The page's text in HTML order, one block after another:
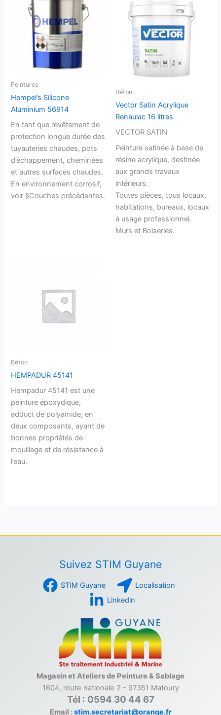
Peintures
Hempel’s Silicone
Aluminium 56914
En tant que revêtement de
protection longue durée des
tuyauteries chaudes, pots
d’échappement, cheminées
et autres surfaces chaudes.
En environnement corrosif,
voir §Couches précédentes.
Béton
Vector Satin Acrylique
Renaulac 16 litres
VECTOR SATIN
Peinture satinée à base de
résine acrylique, destinée
aux grands travaux
intérieurs.
Toutes pièces, tous locaux,
habitations, bureaux, locaux
à usage professionnel.
Murs et Boiseries.
Béton
HEMPADUR 45141
Hempadur 45141 est une
peinture époxydique,
adduct de polyamide, en
deux composants, ayant de
bonnes propriétés de
mouillage et de résistance à
l’eau.
Suivez STIM Guyane
STIM Guyane
Localisation
Linkedin
Magasin et Ateliers de Peinture & Sablage
1604, route nationale 2 - 97351 Matoury
Tél : 0594 30 44 67
Email :stim.secretariat@orange.fr